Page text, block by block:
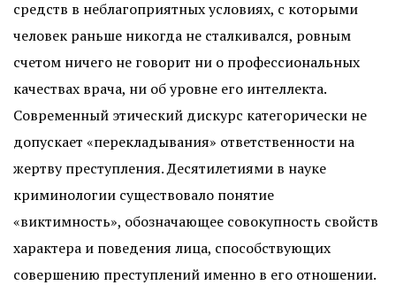
средств в неблагоприятных условиях, с которыми
человек раньше никогда не сталкивался, ровным
счетом ничего не говорит ни о профессиональных
качествах врача, ни об уровне его интеллекта.
Современный этический дискурс категорически не
допускает «перекладывания» ответственности на
жертву преступления. Десятилетиями в науке
криминологии существовало понятие
«виктимность», обозначающее совокупность свойств
характера и поведения лица, способствующих
совершению преступлений именно в его отношении.